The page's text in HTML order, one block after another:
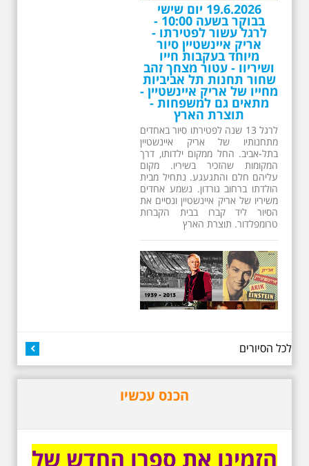
19.6.2026 יום שישי
בבוקר בשעה 10:00 -
לרגל עשור לפטירתו -
אריק איינשטיין סיור
מיוחד בעקבות חייו
ושיריוו - עטור מצחך זהב
שחור תחנות תל אביביות
מחייו של אריק איינשטיין -
מתאים גם למשפחות -
תוצרת הארץ
לרגל 13 שנה לפטירתו סיור באחדים
מתחנותיו של אריק איינשטיין
בתל-אביב. החל ממקום ילדותו, דרך
המקומות שהזכיר בשיריו. מקום
עליהם חלם והתגעגע. נתחיל מבית
הולדתו ברחוב גורדון. נשמע אחדים
משיריו של אריק איינשטיין ונסיים את
הסיור ליד קברו בבית הקברות
טרומפלדור. תוצרת הארץ
סיור מיוחד בעקבות חייו
ושיריו - עטור מצחך זהב
שחור תחנות תל אביביות
מחייו של אריק איינשטיין -
תוצרת הארץ
13 שנים לפטירתו של זמר ענק. סיור
באחדים מתחנותיו של אריק איינשטיין
לכל הסיורים
הכנס עכשיו
הזמינו את ספרו החדש של